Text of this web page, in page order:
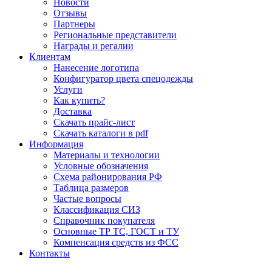
Новости
Отзывы
Партнеры
Региональные представители
Награды и регалии
Клиентам
Нанесение логотипа
Конфигуратор цвета спецодежды
Услуги
Как купить?
Доставка
Скачать прайс-лист
Скачать каталоги в pdf
Информация
Материалы и технологии
Условные обозначения
Схема районирования РФ
Таблица размеров
Частые вопросы
Классификация СИЗ
Справочник покупателя
Основные ТР ТС, ГОСТ и ТУ
Компенсация средств из ФСС
Контакты